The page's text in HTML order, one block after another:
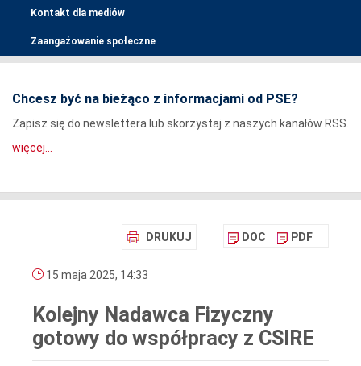
Kontakt dla mediów
Zaangażowanie społeczne
Chcesz być na bieżąco z informacjami od PSE?
Zapisz się do newslettera lub skorzystaj z naszych kanałów RSS.
więcej...
DRUKUJ DOC PDF
15 maja 2025, 14:33
Kolejny Nadawca Fizyczny
gotowy do współpracy z CSIRE